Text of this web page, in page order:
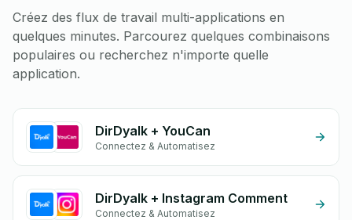
Créez des flux de travail multi-applications en
quelques minutes. Parcourez quelques combinaisons
populaires ou recherchez n'importe quelle
application.
DirDyalk + YouCan
Connectez & Automatisez
DirDyalk + Instagram Comment
Connectez & Automatisez